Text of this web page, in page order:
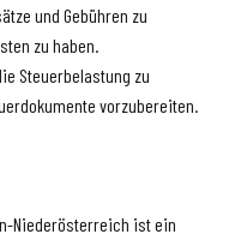
und Gebühren zu
zu haben.
Steuerbelastung zu
vorzubereiten.
Niederösterreich ist ein